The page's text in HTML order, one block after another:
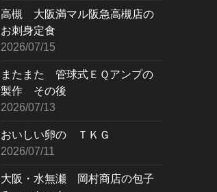
高槻 大阪満マル阪急高槻店の
お刺身定食
2026/07/15
またまた 管球式ＥＱアンプの
製作 その後
2026/07/13
おいしい卵の ＴＫＧ
2026/07/11
大阪・水無瀬 岡村商店の包子